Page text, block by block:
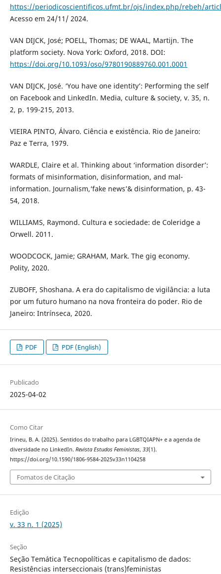
https://periodicoscientificos.ufmt.br/ojs/index.php/rebeh/
Acesso em 24/11/ 2024.
VAN DIJCK, José; POELL, Thomas; DE WAAL, Martijn. The
platform society. Nova York: Oxford, 2018. DOI:
https://doi.org/10.1093/oso/9780190889760.001.0001
VAN DIJCK, José. ‘You have one identity’: Performing the self
on Facebook and LinkedIn. Media, culture & society, v. 35, n.
2, p. 199-215, 2013.
VIEIRA PINTO, Álvaro. Ciência e existência. Rio de Janeiro:
Paz e Terra, 1979.
WARDLE, Claire et al. Thinking about ‘information disorder’:
formats of misinformation, disinformation, and mal-
information. Journalism,‘fake news’& disinformation, p. 43-
54, 2018.
WILLIAMS, Raymond. Cultura e sociedade: de Coleridge a
Orwell. 2011.
WOODCOCK, Jamie; GRAHAM, Mark. The gig economy.
Polity, 2020.
ZUBOFF, Shoshana. A era do capitalismo de vigilância: a luta
por um futuro humano na nova fronteira do poder. Rio de
Janeiro: Intrínseca, 2020.
PDF PDF (English)
Publicado
2025-04-02
Como Citar
Irineu, B. A. (2025). Sentidos do trabalho para LGBTQIAPN+ e a agenda de
diversidade no LinkedIn. Revista Estudos Feministas, 33(1).
https://doi.org/10.1590/1806-9584-2025v33n1104258
Fomatos de Citação
Edição
v. 33 n. 1 (2025)
Seção
Seção Temática Tecnopolíticas e capitalismo de dados:
Resistências interseccionais (trans)feministas